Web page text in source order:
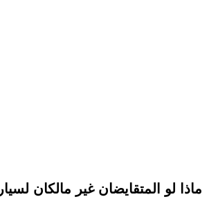
ماذا لو المتقايضان غير مالكان